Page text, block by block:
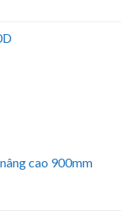
cao 900mm